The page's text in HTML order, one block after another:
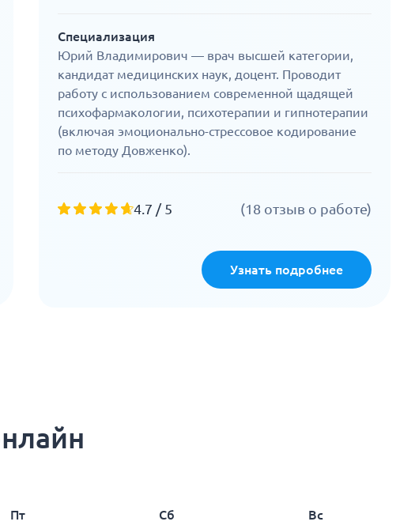
Специализация
Юрий Владимирович — врач высшей категории,
кандидат медицинских наук, доцент. Проводит
работу с использованием современной щадящей
психофармакологии, психотерапии и гипнотерапии
(включая эмоционально-стрессовое кодирование
по методу Довженко).
4.7 / 5 (18 отзыв о работе)
Узнать подробнее
Пт
Сб
Вс